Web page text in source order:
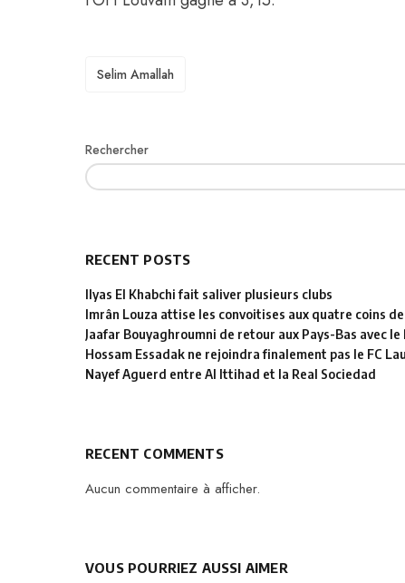
TAGS
Selim Amallah
Rechercher
RECENT POSTS
Ilyas El Khabchi fait saliver plusieurs clubs
Imrân Louza attise les convoitises aux quatre coins de
Jaafar Bouyaghroumni de retour aux Pays-Bas avec le
Hossam Essadak ne rejoindra finalement pas le FC
Nayef Aguerd entre Al Ittihad et la Real Sociedad
RECENT COMMENTS
Aucun commentaire à afficher.
VOUS POURRIEZ AUSSI AIMER